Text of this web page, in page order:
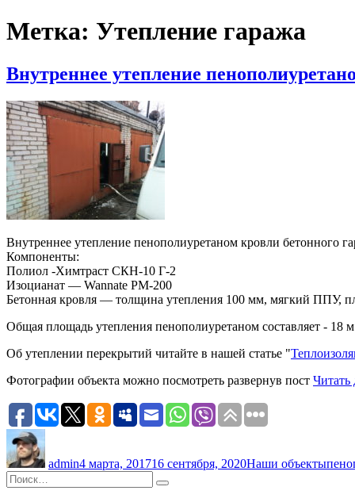
Метка: Утепление гаража
Внутреннее утепление
Внутреннее утепление пенополиуретаном кровли бетонного
Компоненты:
Полиол -Химтраст СКН-10 Г-2
Изоцианат — Wannate PM-200
Бетонная кровля — толщина утепления 100 мм, мягкий ППУ,
Общая площадь утепления пенополиуретаном составляет - 18
Об утеплении перекрытий читайте в нашей статье "
Фотографии объекта можно посмотреть развернув пост Читать
admin4 марта, 201716 сентября, 2020Наши объекты
Искать:
Поиск